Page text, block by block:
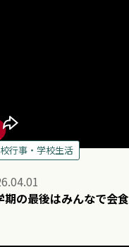
行事・学校生活
期の最後はみんなで会食